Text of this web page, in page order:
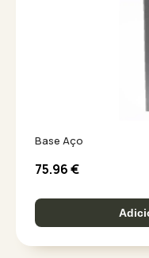
Base Aço
75.96€